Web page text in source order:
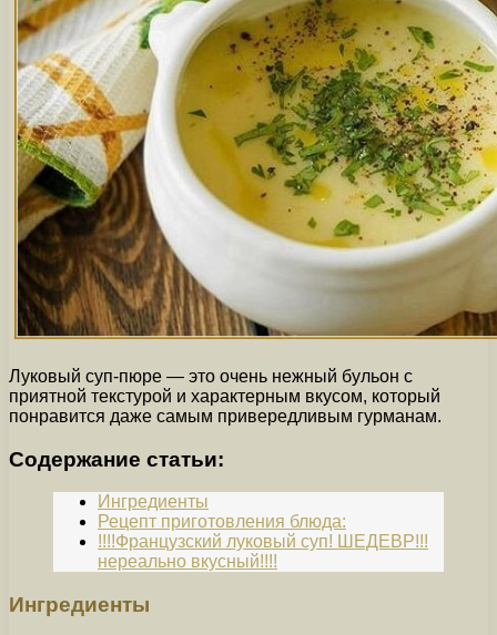
Луковый суп-пюре — это очень нежный бульон с
приятной текстурой и характерным вкусом, который
понравится даже самым привередливым гурманам.
Содержание статьи:
Ингредиенты
Рецепт приготовления блюда:
!!!!Французский луковый суп! ШЕДЕВР!!!
нереально вкусный!!!!
Ингредиенты